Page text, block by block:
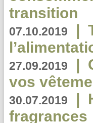
transition
07.10.2019 |
27.09.2019 |
vos
30.07.2019 |
fragrances